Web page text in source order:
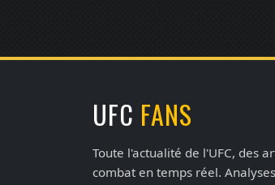
UFC FANS
Toute l'actualité de l'UFC, des
combat en temps réel.